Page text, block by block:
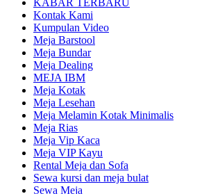
KABAR TERBARU
Kontak Kami
Kumpulan Video
Meja Barstool
Meja Bundar
Meja Dealing
MEJA IBM
Meja Kotak
Meja Lesehan
Meja Melamin Kotak Minimalis
Meja Rias
Meja Vip Kaca
Meja VIP Kayu
Rental Meja dan Sofa
Sewa kursi dan meja bulat
Sewa Meja